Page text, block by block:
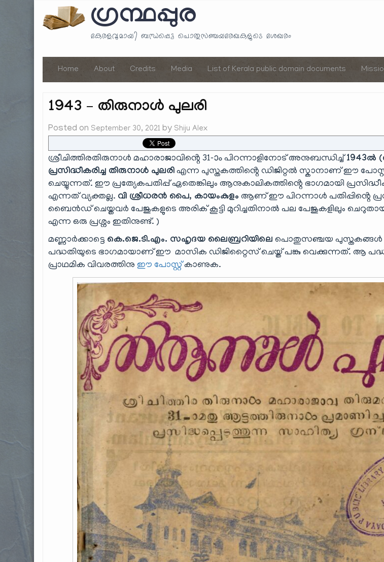
ഗ്രന്ഥപ്പുര
കേരളവുമായി ബന്ധപ്പെട്ട പൊതുസഞ്ചയരേഖകളുടെ ശേഖരം
Home About Credits Media List of Kerala public domain documents
1943 – തിരുനാൾ പുലരി
Posted on September 30, 2021 by Shiju Alex
ശ്രീചിത്തിരതിരുനാൾ മഹാരാജാവിൻ്റെ 31-ാം പിറന്നാളിനോട് അനുബന്ധിച്ച്1943ൽ
പ്രസിദ്ധീകരിച്ച തിരുനാൾ പുലരി എന്ന പുസ്തകത്തിൻ്റെ ഡിജിറ്റൽ സ്കാനാണ് ഈ
ചെയ്യുന്നത്. ഈ പ്രത്യേകപതിപ്പ് ഏതെങ്കിലും ആനുകാലികത്തിൻ്റെ ഭാഗമായി
എന്നത് വ്യക്തല്ല. വി ശ്രീധരൻ പൈ, കായംകുളം ആണ് ഈ പിറന്നാൾ പതിപ്പിൻ്റെ
ബൈൻഡ് ചെയ്തവർ പേജുകളുടെ അരിക് കൂട്ടി മുറിച്ചതിനാൽ പല പേജുകളിലും
എന്ന ഒരു പ്രശ്നം ഇതിനുണ്ട്. )
മണ്ണാർക്കാട്ടെ കെ.ജെ.ടി.എം. സഹൃദയ ലൈബ്രറിയിലെ പൊതുസഞ്ചയ പുസ്തകങ്ങൾ
പദ്ധതിയുടെ ഭാഗമായാണ് ഈ മാസിക ഡിജിറ്റൈസ് ചെയ്ത് പങ്കു വെക്കുന്നത്. ആ
പ്രാഥമിക വിവരത്തിനുഈ പോസ്റ്റ്കാണുക.